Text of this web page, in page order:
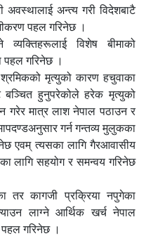
अवस्थालाई अन्त्य गरी विदेशबाटै
पहल गरिनेछ ।
व्यक्तिहरूलाई विशेष बीमाको
पहल गरिनेछ ।
मृत्युको कारण हचुवाका
बञ्चित हुनुपरेकोले हरेक मृत्युको
गरेर मात्र लाश नेपाल पठाउन र
गर्न गन्तव्य मुलुकका
एवम् त्यसका लागि गैरआवासीय
लागि सहयोग र समन्वय गरिनेछ
तर कागजी प्रक्रिया नपुगेका
लाग्ने आर्थिक खर्च नेपाल
पहल गरिनेछ ।